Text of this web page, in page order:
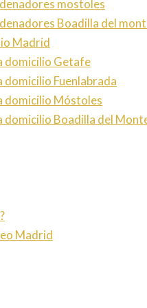
mostoles
Boadilla del
Madrid
domicilio Getafe
Fuenlabrada
domicilio Móstoles
domicilio Boadilla del
Madrid